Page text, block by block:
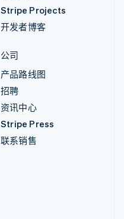
Stripe Projects
开发者博客
公司
产品路线图
招聘
资讯中心
Stripe Press
联系销售